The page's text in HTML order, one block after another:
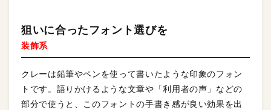
狙いに合ったフォント選びを
装飾系
クレーは鉛筆やペンを使って書いたような印象のフォン
トです。語りかけるような文章や「利用者の声」などの
部分で使うと、このフォントの手書き感が良い効果を出